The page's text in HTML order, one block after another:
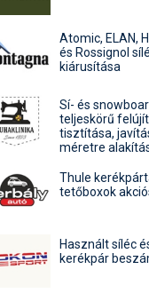
Atomic, ELAN,
és Rossignol
kiárusítása
Sí- és
teljeskörű
tisztítása,
méretre
Thule
tetőboxok
Használt síléc
kerékpár